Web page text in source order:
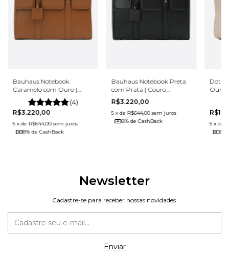
Bauhaus Notebook
Caramelo com Ouro |
Couro Legítimo
(4)
R$3.220,00
5 xde R$644,00 sem juros
8% de CashBack
Bauhaus Notebook Preta
com Prata | Couro
Legítimo
R$3.220,00
5 xde R$644,00 sem juros
8% de CashBack
Dot
Ouro
5 x de
8%
Newsletter
Cadastre-se para receber nossas novidades.